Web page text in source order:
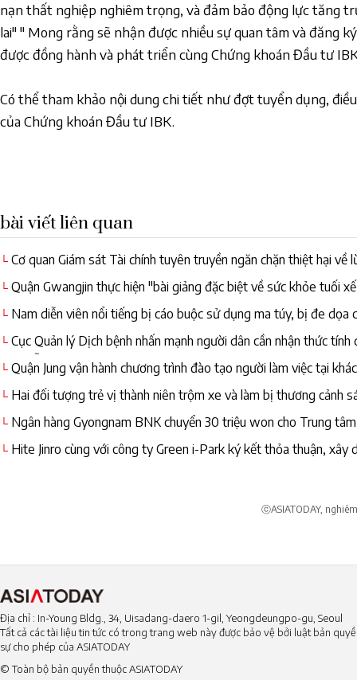
nạn thất nghiệp nghiêm trọng, và đảm bảo động lực tăng
lai" " Mong rằng sẽ nhận được nhiều sự quan tâm và đăng
được đồng hành và phát triển cùng Chứng khoán Đầu tư
Có thể tham khảo nội dung chi tiết như đợt tuyển dụng,
của Chứng khoán Đầu tư IBK.
bài viết liên quan
└ Cơ quan Giám sát Tài chính tuyên truyền ngăn chặn thiệt hại về
già
└ Quận Gwangjin thực hiện "bài giảng đặc biệt về sức khỏe tuối
└ Nam diễn viên nổi tiếng bị cáo buộc sử dụng ma túy, bị đe dọa
└ Cục Quản lý Dịch bệnh nhấn mạnh người dân cần nhận thức
lây nhiễm
└ Quận Jung vận hành chương trình đào tạo người làm việc tại
└ Hai đối tượng trẻ vị thành niên trộm xe và làm bị thương cảnh
└ Ngân hàng Gyongnam BNK chuyển 30 triệu won cho Trung
Gyeongnam
└ Hite Jinro cùng với công ty Green i-Park ký kết thỏa thuận, xây
ⓒASIATODAY,
Địa chỉ : In-Young Bldg., 34, Uisadang-daero 1-gil, Yeongdeungpo-gu, Seoul
Tất cả các tài liệu tin tức có trong trang web này được bảo vệ bởi luật bản
sự cho phép của ASIATODAY
© Toàn bộ bản quyền thuộc ASIATODAY